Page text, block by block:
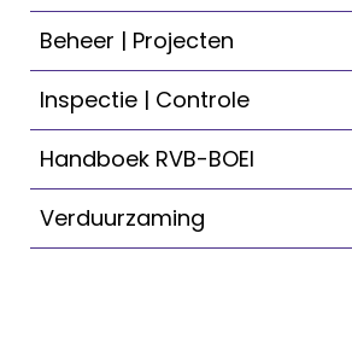
Beheer | Projecten
Inspectie | Controle
Handboek RVB-BOEI
Verduurzaming